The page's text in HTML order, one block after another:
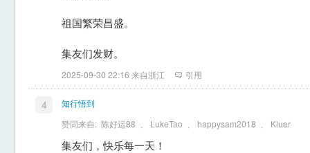
祖国繁荣昌盛。
集友们发财。
2025-09-30 22:16 来自浙江 引用
4
知行悟到
赞同来自: 陈好运88 LukeTao happysam2018 Kluer
集友们，快乐每一天！